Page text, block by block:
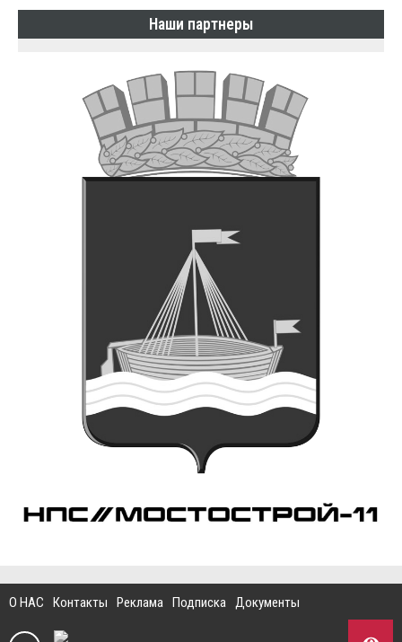
Наши партнеры
О НАС Контакты Реклама Подписка Документы